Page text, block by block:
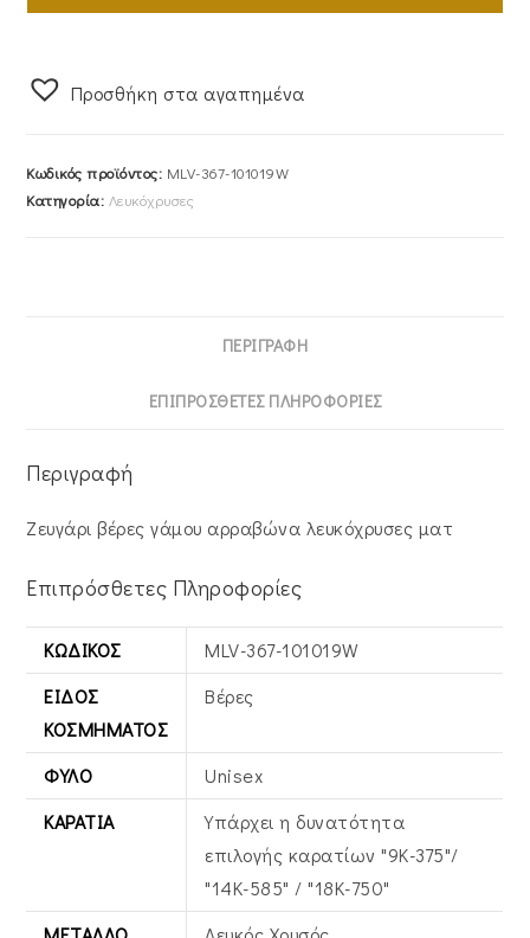
MLV-
ποσότητα
Προσθήκη στα αγαπημένα
Κωδικός προϊόντος: MLV-367-101019W
Κατηγορία: Λευκόχρυσες
ΠΕΡΙΓΡΑΦΉ
ΕΠΙΠΡΌΣΘΕΤΕΣ ΠΛΗΡΟΦΟΡΊΕΣ
Περιγραφή
Ζευγάρι βέρες γάμου αρραβώνα λευκόχρυσες ματ
Επιπρόσθετες Πληροφορίες
ΚΩΔΙΚΌΣ
MLV-367-101019W
ΕΊΔΟΣ
ΚΟΣΜΉΜΑΤΟΣ
Βέρες
ΦΎΛΟ
Unisex
ΚΑΡΆΤΙΑ
Υπάρχει η δυνατότητα
επιλογής καρατίων "9Κ-375"/
"14Κ-585" / "18Κ-750"